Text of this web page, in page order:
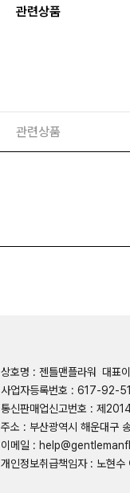
관련상품
관련상품
상호명 : 젠틀맨플라워 대표
사업자등록번호 : 617-92-
통신판매업신고번호 : 제
주소 : 부산광역시 해운대구
이메일 :
개인정보취급책임자 : 노현수